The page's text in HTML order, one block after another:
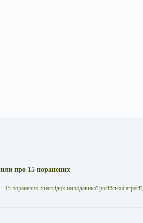
про 15 поранених
поранених Унаслідок нещодавньої російської агресії,